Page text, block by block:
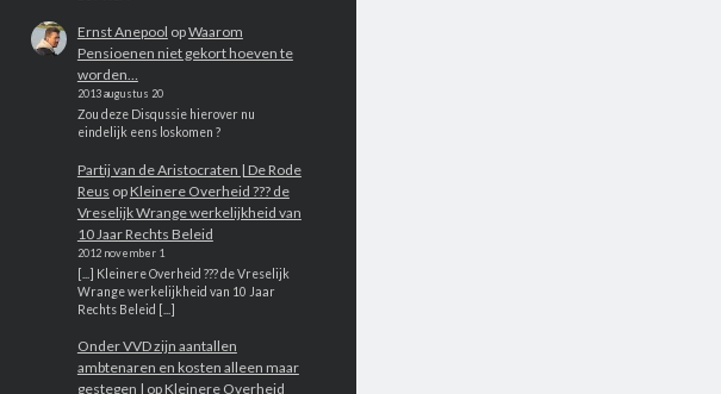
Ernst Anepool opWaarom
Pensioenen niet gekort hoeven te
worden…
2013 augustus 20
Zou deze Disqussie hierover nu
eindelijk eens loskomen ?
Partij van de Aristocraten | De Rode
Reus op Kleinere Overheid ??? de
Vreselijk Wrange werkelijkheid van
10 Jaar Rechts Beleid
2012 november 1
[...] Kleinere Overheid ??? de Vreselijk
Wrange werkelijkheid van 10 Jaar
Rechts Beleid [...]
Onder VVD zijn aantallen
ambtenaren en kosten alleen maar
gestegen | op Kleinere Overheid